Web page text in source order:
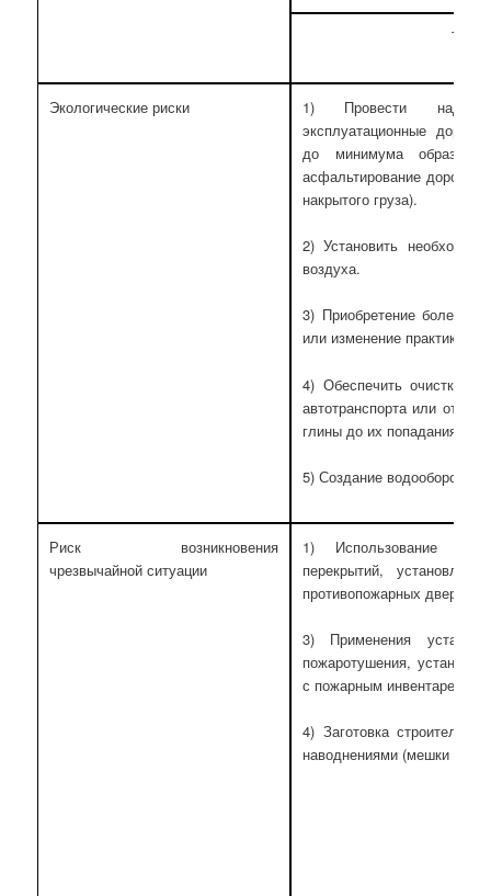
Экологические риски
1) Провести
эксплуатационные
до минимума
асфальтирование дорог,
накрытого груза).
2) Установить
воздуха.
3) Приобретение более
или изменение практики
4) Обеспечить очистку
автотранспорта или
глины до их попадания в
5) Создание
Риск возникновения
чрезвычайной ситуации
1) Использование во
перекрытий,
противопожарных дверей.
3) Применения
пожаротушения,
с пожарным инвентарем,
4) Заготовка
наводнениями (мешки с